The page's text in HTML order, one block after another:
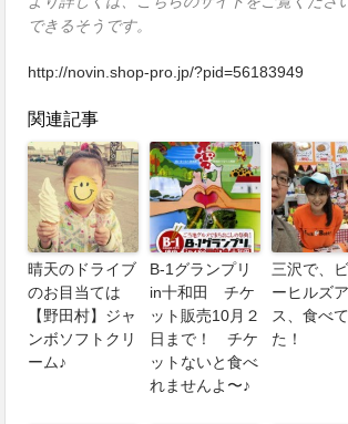
できるそうです。
http://novin.shop-pro.jp/?pid=56183949
関連記事
晴天のドライブ
のお目当ては
【野田村】ジャ
ンボソフトクリ
ーム♪
B-1グランプリ
in十和田 チケ
ット販売10月２
日まで！ チケ
ットないと食べ
れませんよ〜♪
三沢で、
ーヒルズ
ス、食べ
た！